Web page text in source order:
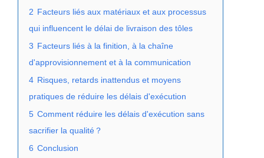
2 Facteurs liés aux matériaux et aux processus
qui influencent le délai de livraison des tôles
3 Facteurs liés à la finition, à la chaîne
d'approvisionnement et à la communication
4 Risques, retards inattendus et moyens
pratiques de réduire les délais d'exécution
5 Comment réduire les délais d'exécution sans
sacrifier la qualité？
6 Conclusion